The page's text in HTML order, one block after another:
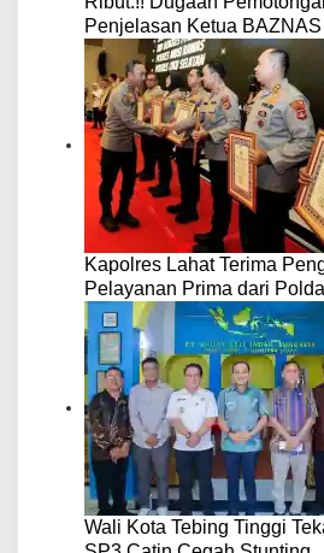
Penjelasan Ketua
Kapolres Lahat Terima
Pelayanan Prima dari
Wali Kota Tebing Tinggi